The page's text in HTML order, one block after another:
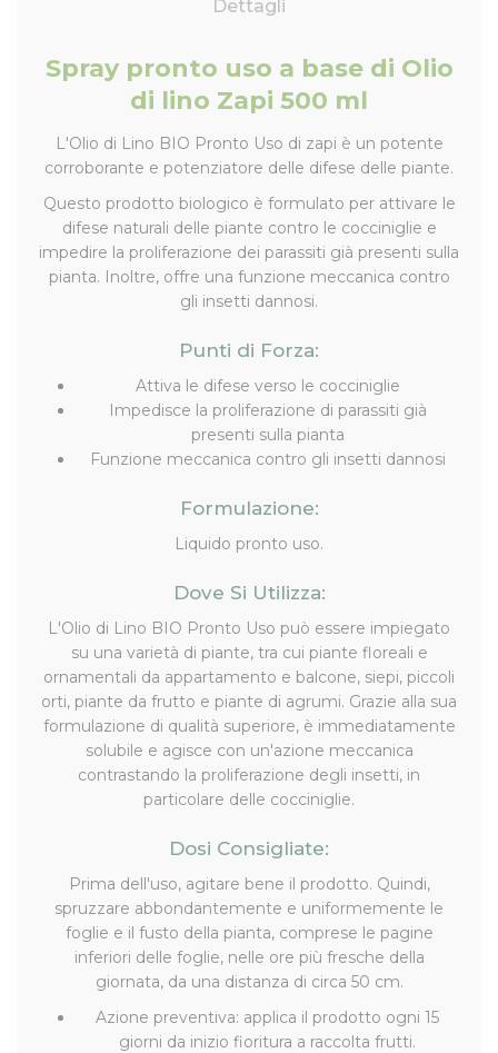
Dettagli
Spray pronto uso a base di Olio
di lino Zapi 500 ml
L'Olio di Lino BIO Pronto Uso di zapi è un potente
corroborante e potenziatore delle difese delle piante.
Questo prodotto biologico è formulato per attivare le
difese naturali delle piante contro le cocciniglie e
impedire la proliferazione dei parassiti già presenti sulla
pianta. Inoltre, offre una funzione meccanica contro
gli insetti dannosi.
Punti di Forza:
Attiva le difese verso le cocciniglie
Impedisce la proliferazione di parassiti già
presenti sulla pianta
Funzione meccanica contro gli insetti dannosi
Formulazione:
Liquido pronto uso.
Dove Si Utilizza:
L'Olio di Lino BIO Pronto Uso può essere impiegato
su una varietà di piante, tra cui piante floreali e
ornamentali da appartamento e balcone, siepi, piccoli
orti, piante da frutto e piante di agrumi. Grazie alla sua
formulazione di qualità superiore, è immediatamente
solubile e agisce con un'azione meccanica
contrastando la proliferazione degli insetti, in
particolare delle cocciniglie.
Dosi Consigliate:
Prima dell'uso, agitare bene il prodotto. Quindi,
spruzzare abbondantemente e uniformemente le
foglie e il fusto della pianta, comprese le pagine
inferiori delle foglie, nelle ore più fresche della
giornata, da una distanza di circa 50 cm.
Azione preventiva: applica il prodotto ogni 15
giorni da inizio fioritura a raccolta frutti.